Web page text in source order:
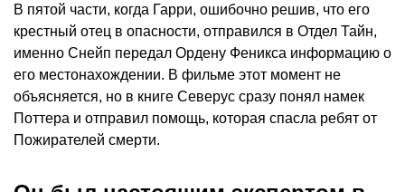
В пятой части, когда Гарри, ошибочно решив, что его
крестный отец в опасности, отправился в Отдел Тайн,
именно Снейп передал Ордену Феникса информацию о
его местонахождении. В фильме этот момент не
объясняется, но в книге Северус сразу понял намек
Поттера и отправил помощь, которая спасла ребят от
Пожирателей смерти.